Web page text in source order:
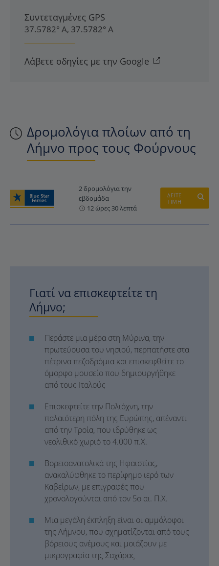
Δρομολόγια πλοίων από τη
Λήμνο προς τους Φούρνους
2 δρομολόγια την
εβδομάδα
12 ώρες 30 λεπτά
ΔΕΙΤΕ
ΤΙΜΗ
Γιατί να επισκεφτείτε τη
Λήμνο;
Περάστε μια μέρα στη Μύρινα, την
πρωτεύουσα του νησιού, περπατήστε στα
πέτρινα πεζοδρόμια και επισκεφθείτε το
όμορφο μουσείο που δημιουργήθηκε
από τους Ιταλούς
Επισκεφτείτε την Πολιόχνη, την
παλαιότερη πόλη της Ευρώπης, απέναντι
από την Τροία, που ιδρύθηκε ως
νεολιθικό χωριό το 4.000 π.Χ.
Βορειοανατολικά της Ηφαιστίας,
ανακαλύφθηκε το περίφημο ιερό των
Καβείρων, με επιγραφές που
χρονολογούνται από τον 5ο αι. Π.Χ.
Μια μεγάλη έκπληξη είναι οι αμμόλοφοι
της Λήμνου, που σχηματίζονται από τους
βόρειους ανέμους και μοιάζουν με
μικρογραφία της Σαχάρας
Συντεταγμένες GPS
37.5782° Α, 37.5782° Α
Λάβετε οδηγίες με την Google